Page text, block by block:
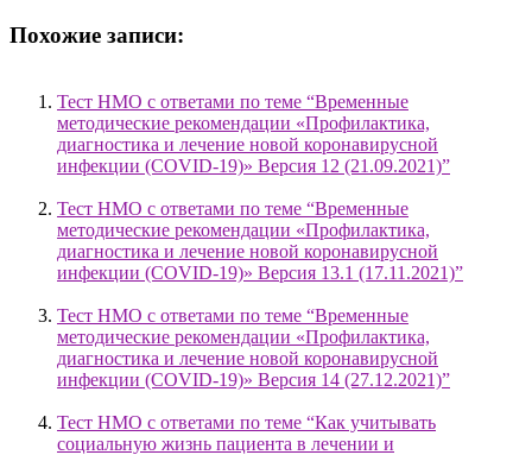
Похожие записи:
Тест НМО с ответами по теме “Временные
методические рекомендации «Профилактика,
диагностика и лечение новой коронавирусной
инфекции (COVID-19)» Версия 12 (21.09.2021)”
Тест НМО с ответами по теме “Временные
методические рекомендации «Профилактика,
диагностика и лечение новой коронавирусной
инфекции (COVID-19)» Версия 13.1 (17.11.2021)”
Тест НМО с ответами по теме “Временные
методические рекомендации «Профилактика,
диагностика и лечение новой коронавирусной
инфекции (COVID-19)» Версия 14 (27.12.2021)”
Тест НМО с ответами по теме “Как учитывать
социальную жизнь пациента в лечении и